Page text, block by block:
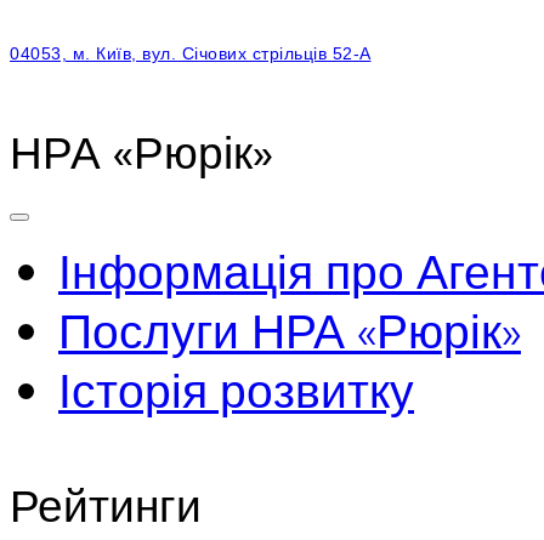
04053, м. Київ, вул. Січових стрільців 52-А
НРА «Рюрік»
Інформація про
Послуги НРА «Рюрік»
Історія розвитку
Рейтинги